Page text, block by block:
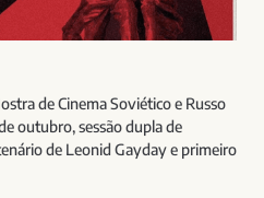
de Cinema Soviético e Russo
outubro, sessão dupla de
de Leonid Gayday e primeiro